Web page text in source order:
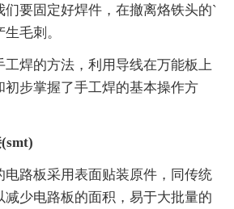
们要固定好焊件，在撤离烙铁头的`
毛刺。
焊的方法，利用导线在万能板上
初步掌握了手工焊的基本操作方
路板采用表面贴装原件，同传统
减少电路板的面积，易于大批量的